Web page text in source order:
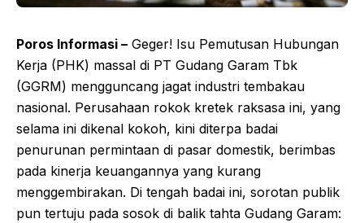
Poros Informasi – Geger! Isu Pemutusan Hubungan
Kerja (PHK) massal di PT Gudang Garam Tbk
(GGRM) mengguncang jagat industri tembakau
nasional. Perusahaan rokok kretek raksasa ini, yang
selama ini dikenal kokoh, kini diterpa badai
penurunan permintaan di pasar domestik, berimbas
pada kinerja keuangannya yang kurang
menggembirakan. Di tengah badai ini, sorotan publik
pun tertuju pada sosok di balik tahta Gudang Garam: